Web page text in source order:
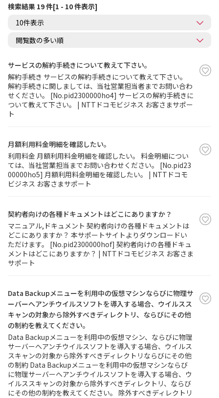
検索結果 19 件[1 - 10 件表示]
サービスの解約手続きについて教えて下さい。
解約手続き サービスの解約手続きについて教えて下さい。
解約手続きに関しましては、当社営業担当者までお問い合わ
せください。 [No.pid2300000ho4] サービスの解約手続きに
ついて教えて下さい。 | NTTドコモビジネス お客さまサポー
ト
月額利用料金明細を確認したい。
利用料金 月額利用料金明細を確認したい。 料金明細につい
ては、当社営業担当までお問い合わせください。 [No.pid23
00000ho5] 月額利用料金明細を確認したい。 | NTTドコモ
ビジネス お客さまサポート
契約者向けの各種ドキュメントはどこにありますか？
マニュアル,ドキュメント 契約者向けの各種ドキュメントは
どこにありますか？ 本サポートサイトよりダウンロードい
ただけます。 [No.pid2300000hof] 契約者向けの各種ドキュ
メントはどこにありますか？ | NTTドコモビジネス お客さま
サポート
Data Backupメニューを利用中の仮想マシンならびに物理サ
ーバーへアンチウイルスソフトを導入する場合、ウイルスス
キャンの対象から除外すべきディレクトリ、ならびにその他
の制約を教えてください。
Data Backupメニューを利用中の仮想マシン、ならびに物理
サーバーへアンチウイルスソフトを導入する場合、ウイルス
スキャンの対象から除外すべきディレクトリならびにその他
の制約 Data Backupメニューを利用中の仮想マシンならび
に物理サーバーへアンチウイルスソフトを導入する場合、ウ
イルススキャンの対象から除外すべきディレクトリ、ならび
にその他の制約を教えてください。 除外すべきディレクトリ